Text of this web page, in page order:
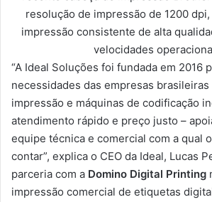
resolução de impressão de 1200
impressão consistente de alta
velocidades
“A Ideal Soluções foi fundada em 2016
necessidades das empresas brasileiras
impressão e máquinas de codificação
atendimento rápido e preço justo –
equipe técnica e comercial com a qual
contar”, explica o CEO da Ideal, Lucas
parceria com a Domino Digital Printing
impressão comercial de etiquetas